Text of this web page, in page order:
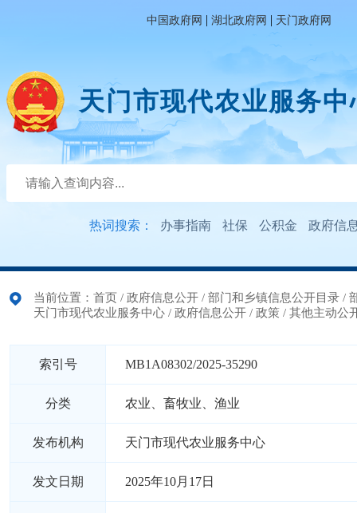
中国政府网 | 湖北政府网 | 天门政府网
天门市现代农业服务中
热词搜索： 办事指南 社保 公积金 政府信
当前位置： 首页 / 政府信息公开 / 部门和乡镇信息公开目录 /
天门市现代农业服务中心 / 政府信息公开 / 政策 / 其他主动公
索引号 MB1A08302/2025-35290
分类 农业、畜牧业、渔业
发布机构 天门市现代农业服务中心
发文日期 2025年10月17日